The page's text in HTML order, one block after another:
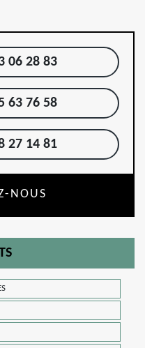
06 28 83
63 76 58
27 14 81
NOUS